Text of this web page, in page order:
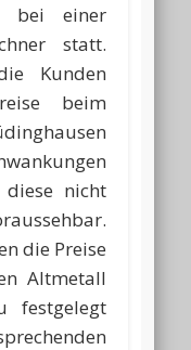
bei einer
statt.
Kunden
beim
nicht
die Preise
Altmetall
festgelegt